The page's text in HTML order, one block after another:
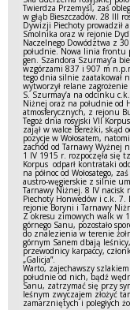
Twierdza Przemyśl, zaś
w głąb Bieszczadów. 28 III
Dywizji Piechoty prowadził
Smolnika oraz w rejonie
Naczelnego Dowództwa z
południe. Nowa linia frontu
gen. Szandora Szurmay’a
wzgórzami 837 i 907 m
tego dnia silnie zaatakował
wytworzył relane
S. Szurmay’a na odcinku
Niżnej oraz na południe od
atmosferycznych, z rejonu
Tegoż dnia rosyjski VII
zajął w walce Bereżki, skąd
pozycje w Wołosatem,
zachód od Tarnawy Wyżnej
1 IV 1915 r. rozpoczęła się
Korpus odparł kontrataki
na północ od Wołosatego,
austro-węgierskie z silnie
Tarnawy Niżnej. 8 IV nacisk
Piechoty Honwedów i c.k.
rejonie Boryni i Tarnawy
Z okresu zimowych walk w
górnego Sanu, pozostało
do znalezienia w terenie
górnym Sanem dbają
przewodnicy karpaccy,
„Galicja”.
Warto, zajechawszy
południe od nich, bądź
Sanu, zatrzymać się przy
leśnym zwyczajem złożyć
zamarzniętych i poległych